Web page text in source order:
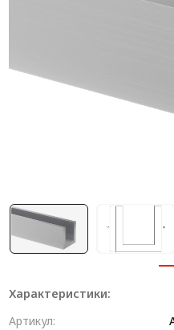
Алюминиевая
Крейты и кассеты Subrack
Лист алюминиевый
Конструкции из профиля
Услуги дополнительной
Характеристики:
Артикул: